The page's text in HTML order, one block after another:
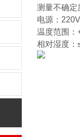
测量不确定
电源：
温度范围
相对湿度：